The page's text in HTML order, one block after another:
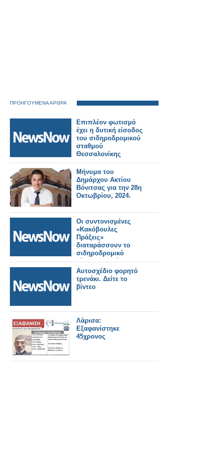
ΠΡΟΗΓΟΥΜΕΝΑ ΑΡΘΡΑ
Επιπλέον φωτισμό
έχει η δυτική είσοδος
του σιδηροδρομικού
σταθμού
Θεσσαλονίκης
Μήνυμα του
Δημάρχου Ακτίου
Βόνιτσας για την 28η
Οκτωβρίου, 2024.
Οι συντονισμένες
«Κακόβουλες
Πράξεις»
διαταράσσουν το
σιδηροδρομικό
δίκτυο υψηλής
ταχύτητας της
Γαλλίας
Αυτοσχέδιο φορητό
τρενάκι. Δείτε το
βίντεο
Λάρισα:
Εξαφανίστηκε
45χρονος